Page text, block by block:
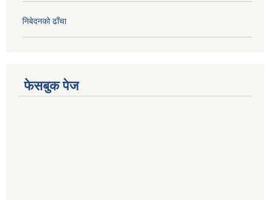
निबेदनको ढाँचा
फेसबुक पेज